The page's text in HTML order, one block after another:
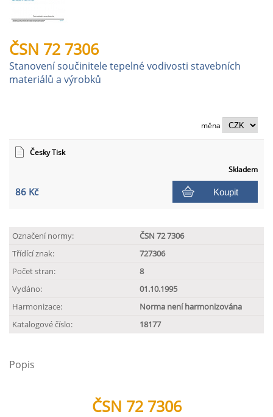
ČSN 72 7306
Stanovení součinitele tepelné vodivosti stavebních
materiálů a výrobků
měna
Česky Tisk
Skladem
86 Kč Koupit
Označení normy:
ČSN 72 7306
Třídící znak:
727306
Počet stran:
8
Vydáno:
01.10.1995
Harmonizace:
Norma není harmonizována
Katalogové číslo:
18177
Popis
ČSN 72 7306